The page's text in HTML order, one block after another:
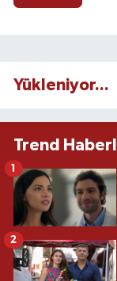
Yükleniyor...
Trend
1
2